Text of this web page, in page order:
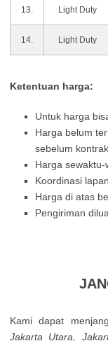
13. Light Duty
14. Light Duty
Ketentuan harga:
Untuk harga
Harga belum
sebelum
Harga
Koordinasi
Harga di atas
Pengiriman
Kamі dараt
Јаkаrtа Utаrа,